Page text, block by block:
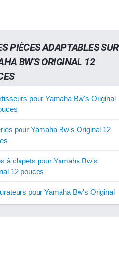
PIÈCES ADAPTABLES SUR
BW'S ORIGINAL 12
pour Yamaha Bw's Original
pour Yamaha Bw's Original 12
à clapets pour Yamaha Bw's
12 pouces
pour Yamaha Bw's Original